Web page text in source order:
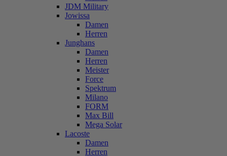
JDM Military
Jowissa
Damen
Herren
Junghans
Damen
Herren
Meister
Force
Spektrum
Milano
FORM
Max Bill
Mega Solar
Lacoste
Damen
Herren